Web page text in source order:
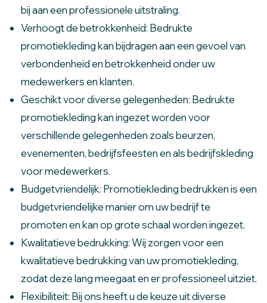
bij aan een professionele uitstraling.
Verhoogt de betrokkenheid: Bedrukte
promotiekleding kan bijdragen aan een gevoel van
verbondenheid en betrokkenheid onder uw
medewerkers en klanten.
Geschikt voor diverse gelegenheden: Bedrukte
promotiekleding kan ingezet worden voor
verschillende gelegenheden zoals beurzen,
evenementen, bedrijfsfeesten en als bedrijfskleding
voor medewerkers.
Budgetvriendelijk: Promotiekleding bedrukken is een
budgetvriendelijke manier om uw bedrijf te
promoten en kan op grote schaal worden ingezet.
Kwalitatieve bedrukking: Wij zorgen voor een
kwalitatieve bedrukking van uw promotiekleding,
zodat deze lang meegaat en er professioneel uitziet.
Flexibiliteit: Bij ons heeft u de keuze uit diverse